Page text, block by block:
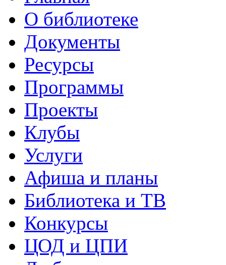
О библиотеке
Документы
Ресурсы
Программы
Проекты
Клубы
Услуги
Афиша и планы
Библиотека и ТВ
Конкурсы
ЦОД и ЦПИ